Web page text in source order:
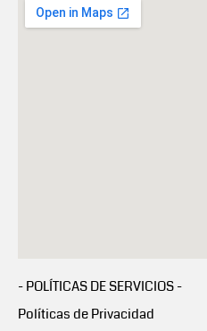
- POLÍTICAS DE SERVICIOS -
Políticas de Privacidad